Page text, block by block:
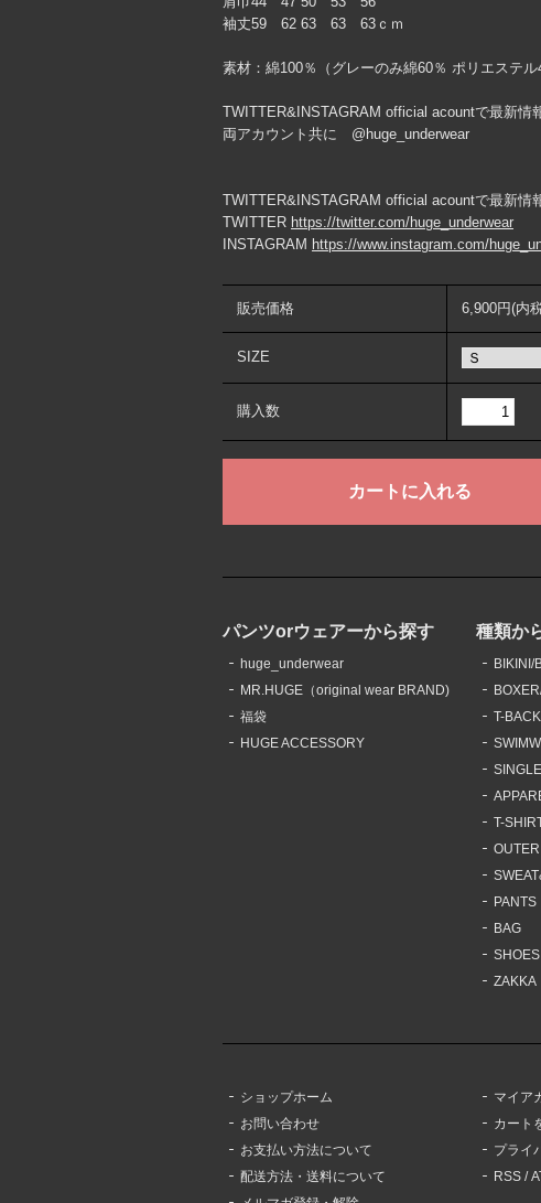
袖丈59 62 63 63 63ｃｍ
素材：綿100％（グレーのみ綿60％ ポリエステル
TWITTER&INSTAGRAM official acountで最新情
両アカウント共に @huge_underwear
TWITTER&INSTAGRAM official acountで最新情
TWITTER https://twitter.com/huge_underwear
INSTAGRAM https://www.instagram.com/
販売価格 6,900円(内
SIZE
購入数
パンツorウェアーから探す
huge_underwear
MR.HUGE（original wear BRAND)
福袋
HUGE ACCESSORY
種類か
BIKINI/
T-
T-
OUTER
PANTS
BAG
SHOES
ZAKKA
ショップホーム
お問い合わせ
お支払い方法について
配送方法・送料について
マイア
カート
プライ
RSS /